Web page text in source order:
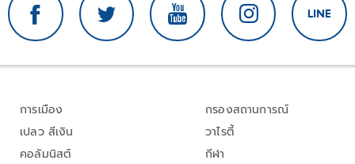
การเมือง
เปลว สีเงิน
คอลัมนิสต์
กรองสถานการณ์
วาไรตี้
กีฬา